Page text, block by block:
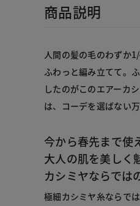
商品説明
人間の髪の毛のわずか
ふわっと編み立てて。
したのがこのエアーカ
は、コーデを選ばない万
今から春先まで使
大人の肌を美しく
カシミヤならでは
極細カシミヤ糸ならで